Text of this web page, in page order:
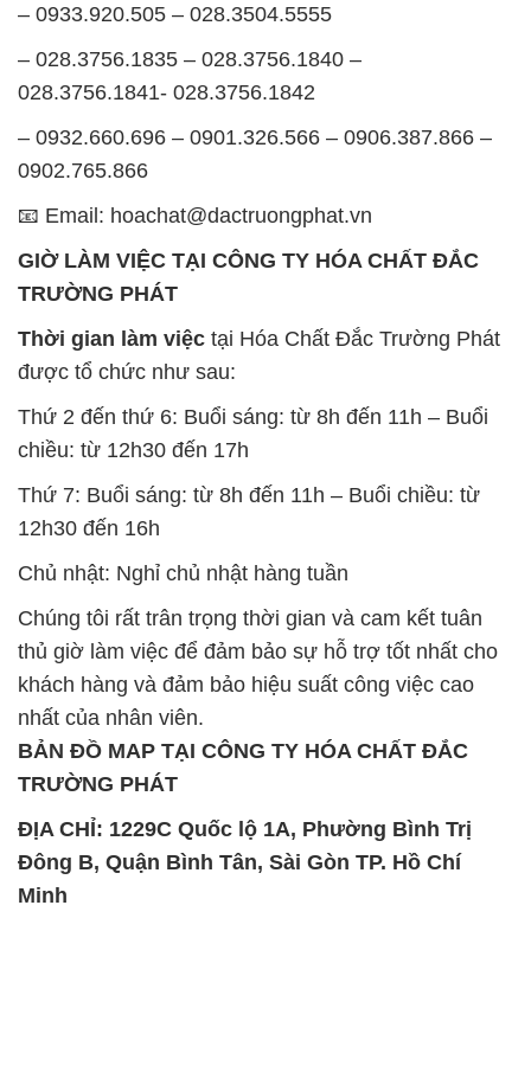
– 0933.920.505 – 028.3504.5555
– 028.3756.1835 – 028.3756.1840 –
028.3756.1841- 028.3756.1842
– 0932.660.696 – 0901.326.566 – 0906.387.866 –
0902.765.866
📧 Email: hoachat@dactruongphat.vn
GIỜ LÀM VIỆC TẠI CÔNG TY HÓA CHẤT ĐẮC
TRƯỜNG PHÁT
Thời gian làm việc tại Hóa Chất Đắc Trường Phát
được tổ chức như sau:
Thứ 2 đến thứ 6: Buổi sáng: từ 8h đến 11h – Buổi
chiều: từ 12h30 đến 17h
Thứ 7: Buổi sáng: từ 8h đến 11h – Buổi chiều: từ
12h30 đến 16h
Chủ nhật: Nghỉ chủ nhật hàng tuần
Chúng tôi rất trân trọng thời gian và cam kết tuân
thủ giờ làm việc để đảm bảo sự hỗ trợ tốt nhất cho
khách hàng và đảm bảo hiệu suất công việc cao
nhất của nhân viên.
BẢN ĐỒ MAP TẠI CÔNG TY HÓA CHẤT ĐẮC
TRƯỜNG PHÁT
ĐỊA CHỈ: 1229C Quốc lộ 1A, Phường Bình Trị
Đông B, Quận Bình Tân, Sài Gòn TP. Hồ Chí
Minh